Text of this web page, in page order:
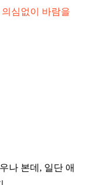
심없이 바람을
나 본데, 일단 애